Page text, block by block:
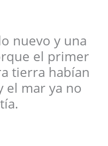
nuevo y una
el primer
tierra habían
el mar ya no